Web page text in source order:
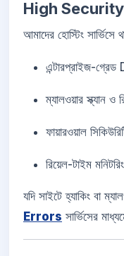
High
আমাদের হোস্টিং সার্ভিসে
এন্টারপ্রাইজ-
ম্যালওয়ার স্ক্যান ও
ফায়ারওয়াল
রিয়েল-টাইম মনিটরিং
যদি সাইটে হ্যাকিং বা
Errors সার্ভিসের